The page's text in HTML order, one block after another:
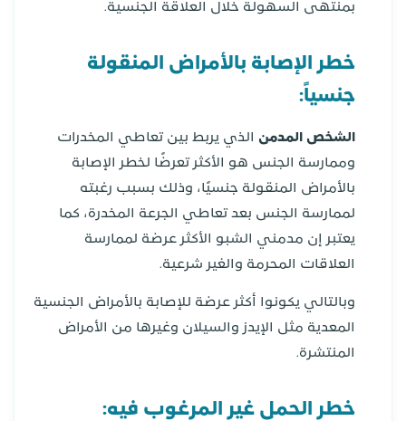
بمنتهى السهولة خلال العلاقة الجنسية.
خطر الإصابة بالأمراض المنقولة
جنسياً:
الشخص المدمن الذي يربط بين تعاطي المخدرات
وممارسة الجنس هو الأكثر تعرضًا لخطر الإصابة
بالأمراض المنقولة جنسيًا، وذلك بسبب رغبته
لممارسة الجنس بعد تعاطي الجرعة المخدرة، كما
يعتبر إن مدمني الشبو الأكثر عرضة لممارسة
العلاقات المحرمة والغير شرعية.
وبالتالي يكونوا أكثر عرضة للإصابة بالأمراض الجنسية
المعدية مثل الإيدز والسيلان وغيرها من الأمراض
المنتشرة.
خطر الحمل غير المرغوب فيه: